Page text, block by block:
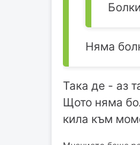
Няма
Така де - аз
Щото няма
кила към